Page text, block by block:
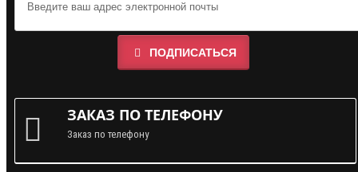
ПОДПИСАТЬСЯ
ЗАКАЗ ПО ТЕЛЕФОНУ
Заказ по телефону